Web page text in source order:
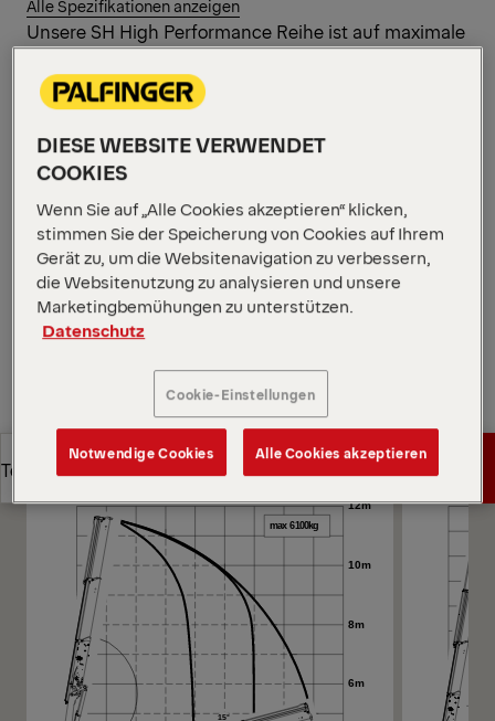
Alle Spezifikationen anzeigen
Unsere SH High Performance Reihe ist auf maximale
Leistung, Ausdauer und Kontrolle ausgelegt. Der
energieeffiziente PK 14502 SH verfügt über ein
intelligentes Design, das die Bewegungsgenauigkeit
und die Handhabung in einer Vielzahl kommerzieller
Anwendungen optimiert. Power Link Plus ermöglicht
Türen und unter Überhänge zu manövrieren.
Diagramme öffnen
Angebot anfordern
Vertriebspartner finden
Technische Daten
Technische Daten
Angebot anfordern
Angebot anfordern
Diagramme
DIESE WEBSITE VERWENDET
COOKIES
Wenn Sie auf „Alle Cookies akzeptieren“ klicken,
stimmen Sie der Speicherung von Cookies auf Ihrem
Gerät zu, um die Websitenavigation zu verbessern,
die Websitenutzung zu analysieren und unsere
Marketingbemühungen zu unterstützen.
Datenschutz
Cookie-Einstellungen
Notwendige Cookies Alle Cookies akzeptieren